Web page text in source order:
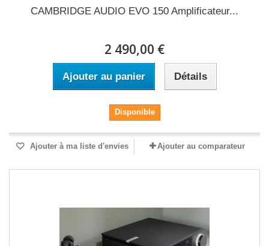
CAMBRIDGE AUDIO EVO 150 Amplificateur...
2 490,00 €
Ajouter au panier Détails
Disponible
Ajouter à ma liste d'envies Ajouter au comparateur